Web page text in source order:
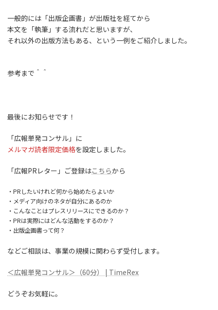
一般的には「出版企画書」が出版社を経てから
本文を「執筆」する流れだと思いますが、
それ以外の出版方法もある、という一例をご紹介しました。
参考まで＾＾
最後にお知らせです！
「広報単発コンサル」に
メルマガ読者限定価格を設定しました。
「広報PRレター」ご登録はこちらから
・PRしたいけれど何から始めたらよいか
・メディア向けのネタが自分にあるのか
・こんなことはプレスリリースにできるのか？
・PRは実際にはどんな活動をするのか？
・出版企画書って何？
などご相談は、事業の規模に関わらず受付します。
＜広報単発コンサル＞（60分） | TimeRex
どうぞお気軽に。